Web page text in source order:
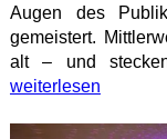
Augen des
gemeistert.
alt – und
weiterlesen